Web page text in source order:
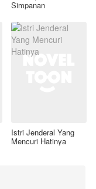
Simpanan
Istri Jenderal Yang
Mencuri Hatinya